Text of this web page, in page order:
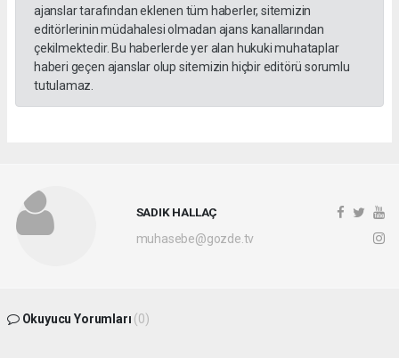
ajanslar tarafından eklenen tüm haberler, sitemizin
editörlerinin müdahalesi olmadan ajans kanallarından
çekilmektedir. Bu haberlerde yer alan hukuki muhataplar
haberi geçen ajanslar olup sitemizin hiçbir editörü sorumlu
tutulamaz.
SADIK HALLAÇ
muhasebe@gozde.tv
Okuyucu Yorumları (0)